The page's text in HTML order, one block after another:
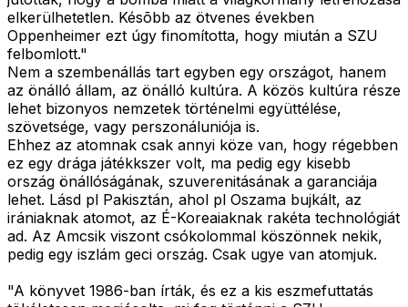
elkerülhetetlen. Késõbb az ötvenes években
Oppenheimer ezt úgy finomította, hogy miután a SZU
felbomlott."
Nem a szembenállás tart egyben egy országot, hanem
az önálló állam, az önálló kultúra. A közös kultúra része
lehet bizonyos nemzetek történelmi együttélése,
szövetsége, vagy perszonáluniója is.
Ehhez az atomnak csak annyi köze van, hogy régebben
ez egy drága játékkszer volt, ma pedig egy kisebb
ország önállóságának, szuverenitásának a garanciája
lehet. Lásd pl Pakisztán, ahol pl Oszama bujkált, az
irániaknak atomot, az É-Koreaiaknak rakéta technológiát
ad. Az Amcsik viszont csókolommal köszönnek nekik,
pedig egy iszlám geci ország. Csak ugye van atomjuk.
"A könyvet 1986-ban írták, és ez a kis eszmefuttatás